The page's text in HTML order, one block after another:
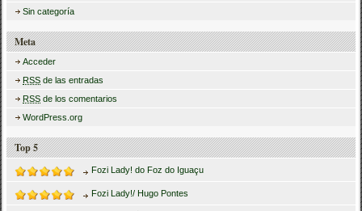
Sin categoría
Meta
Acceder
RSS de las entradas
RSS de los comentarios
WordPress.org
Top 5
Fozi Lady! do Foz do Iguaçu
Fozi Lady!/ Hugo Pontes